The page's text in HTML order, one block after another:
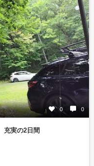
0 0
充実の2日間